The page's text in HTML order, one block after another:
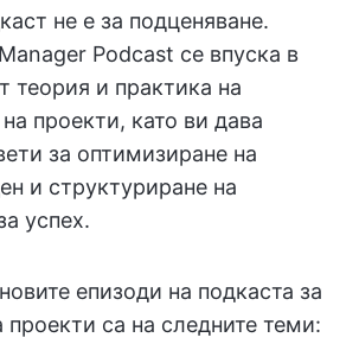
не е за подценяване.
Podcast се впуска в
теория и практика на
проекти, като ви дава
за оптимизиране на
и структуриране на
успех.
епизоди на подкаста за
проекти са на следните теми: